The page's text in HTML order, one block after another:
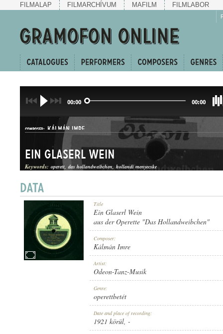
FILMALAP FILMARCHÍVUM MAFILM FILMLABOR
00:00 00:00
COMPOSER: KÁLMÁN IMRE
OPERETTBETÉT
Ein Glaserl Wein
Keywords: operett das hollandweibchen hollandi menyecske
Title
Ein Glaserl Wein
aus der Operette "Das Hollandweibchen"
Composer:
Kálmán Imre
Artist:
Odeon-Tanz-Musik
Genre:
operettbetét
Date and place of recording:
1921 körül, -